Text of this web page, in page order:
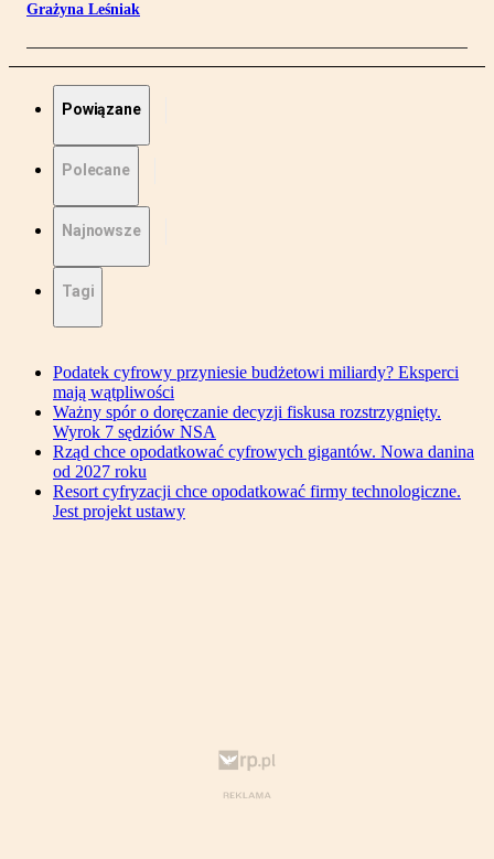
Grażyna Leśniak
Powiązane
Polecane
Najnowsze
Tagi
Podatek cyfrowy przyniesie budżetowi miliardy? Eksperci
mają wątpliwości
Ważny spór o doręczanie decyzji fiskusa rozstrzygnięty.
Wyrok 7 sędziów NSA
Rząd chce opodatkować cyfrowych gigantów. Nowa danina
od 2027 roku
Resort cyfryzacji chce opodatkować firmy technologiczne.
Jest projekt ustawy